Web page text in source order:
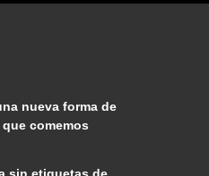
nueva forma de
comemos